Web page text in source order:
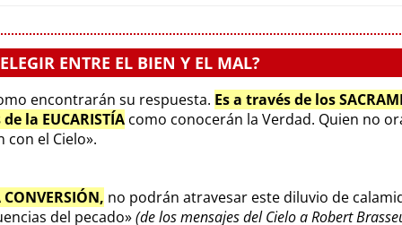
ENTRE EL BIEN Y EL MAL?
encontrarán su respuesta. Es a través de los
la EUCARISTÍA como conocerán la Verdad. Quien no
el Cielo».
no podrán atravesar este diluvio de
del pecado»(de los mensajes del Cielo a Robert